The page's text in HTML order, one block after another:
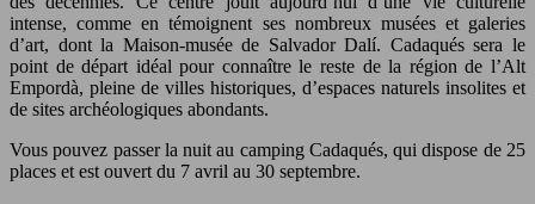
intense, comme en témoignent ses nombreux musées et galeries
d’art, dont la Maison-musée de Salvador Dalí. Cadaqués sera le
point de départ idéal pour connaître le reste de la région de l’Alt
Empordà, pleine de villes historiques, d’espaces naturels insolites et
de sites archéologiques abondants.
Vous pouvez passer la nuit au camping Cadaqués, qui dispose de 25
places et est ouvert du 7 avril au 30 septembre.